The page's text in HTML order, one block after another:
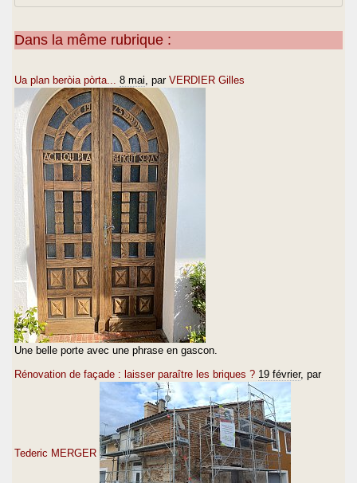
Dans la même rubrique :
Ua plan beròia pòrta... 8 mai , par VERDIER Gilles
Une belle porte avec une phrase en gascon.
Rénovation de façade : laisser paraître les briques ? 19 février, par
Tederic MERGER